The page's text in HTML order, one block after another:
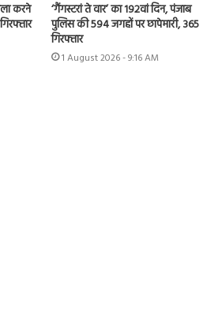
करने
‘गैंगस्टरां ते वार’ का 192वां दिन, पंजाब
पुलिस की 594 जगहों पर छापेमारी, 365
गिरफ्तार
1 August 2026 - 9:16 AM